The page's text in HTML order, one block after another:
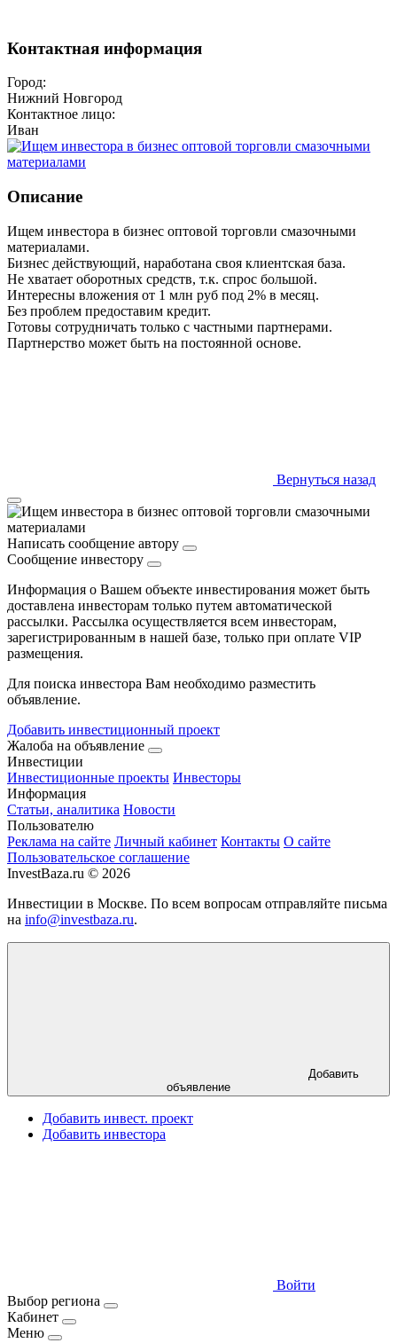
Контактная информация
Город:
Нижний Новгород
Контактное лицо:
Иван
Описание
Ищем инвестора в бизнес оптовой торговли смазочными
материалами.
Бизнес действующий, наработана своя клиентская база.
Не хватает оборотных средств, т.к. спрос большой.
Интересны вложения от 1 млн руб под 2% в месяц.
Без проблем предоставим кредит.
Готовы сотрудничать только с частными партнерами.
Партнерство может быть на постоянной основе.
Вернуться назад
Написать сообщение автору
Сообщение инвестору
Информация о Вашем объекте инвестирования может быть
доставлена инвесторам только путем автоматической
рассылки. Рассылка осуществляется всем инвесторам,
зарегистрированным в нашей базе, только при оплате VIP
размещения.
Для поиска инвестора Вам необходимо разместить
объявление.
Добавить инвестиционный проект
Жалоба на объявление
Инвестиции
Инвестиционные проекты Инвесторы
Информация
Статьи, аналитика Новости
Пользователю
Реклама на сайте Личный кабинет Контакты О сайте
Пользовательское соглашение
InvestBaza.ru © 2026
Инвестиции в Москве. По всем вопросам отправляйте письма
на info@investbaza.ru.
Добавить
объявление
Добавить инвест. проект
Добавить инвестора
Войти
Выбор региона
Кабинет
Меню